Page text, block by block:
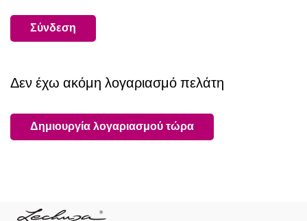
Σύνδεση
Δεν έχω ακόμη λογαριασμό πελάτη
Δημιουργία λογαριασμού τώρα